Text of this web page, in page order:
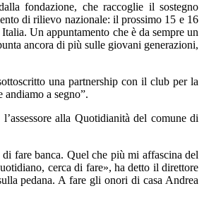
fondazione, che raccoglie il sostegno
di rilievo nazionale: il prossimo 15 e 16
Un appuntamento che è da sempre un
ancora di più sulle giovani generazioni,
una partnership con il club per la
a segno”.
alla Quotidianità del comune di
fare banca. Quel che più mi affascina del
cerca di fare», ha detto il direttore
pedana. A fare gli onori di casa Andrea